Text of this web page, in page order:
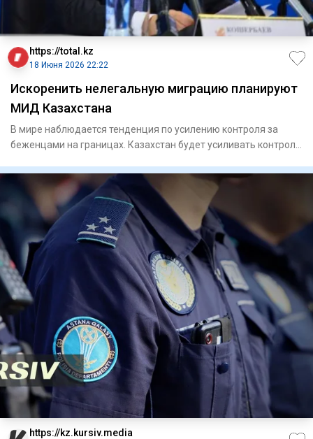
https://total.kz
18 Июня 2026 22:22
Искоренить нелегальную миграцию планируют
МИД Казахстана
В мире наблюдается тенденция по усилению контроля за
беженцами на границах. Казахстан будет усиливать контроль
https://kz.kursiv.media